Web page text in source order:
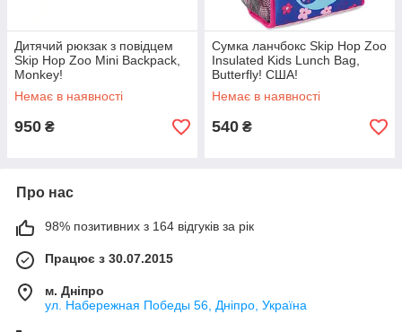
Дитячий рюкзак з повідцем
Skip Hop Zoo Mini Backpack,
Monkey!
Немає в наявності
950 ₴
Сумка ланчбокс Skip Hop Zoo
Insulated Kids Lunch Bag,
Butterfly! США!
Немає в наявності
540 ₴
Про нас
98% позитивних з 164 відгуків за рік
Працює з 30.07.2015
м. Дніпро
ул. Набережная Победы 56, Дніпро, Україна